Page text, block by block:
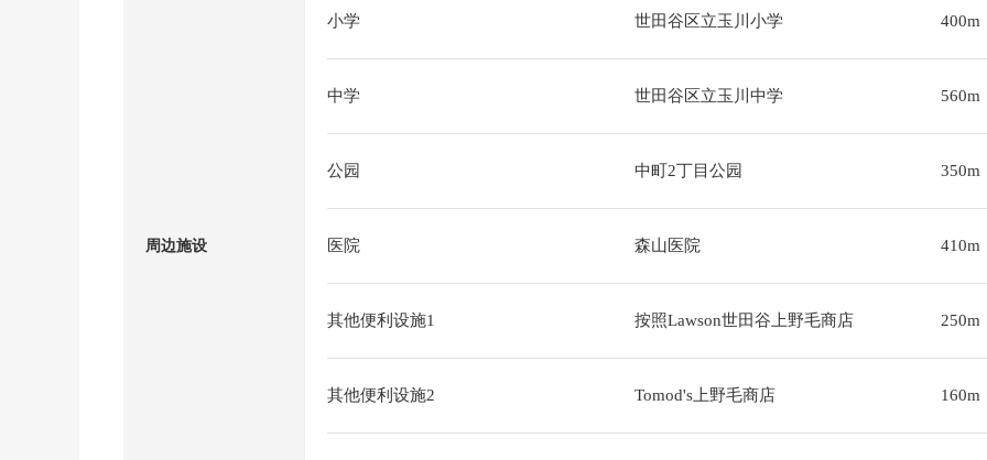
周边施设
小学 世田谷区立玉川小学 400m
中学 世田谷区立玉川中学 560m
公园 中町2丁目公园 350m
医院 森山医院 410m
其他便利设施1 按照Lawson世田谷上野毛商店 250m
其他便利设施2 Tomod's上野毛商店 160m